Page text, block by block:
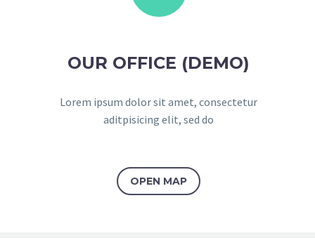
OUR OFFICE (DEMO)
Lorem ipsum dolor sit amet, consectetur
aditpisicing elit, sed do
OPEN MAP